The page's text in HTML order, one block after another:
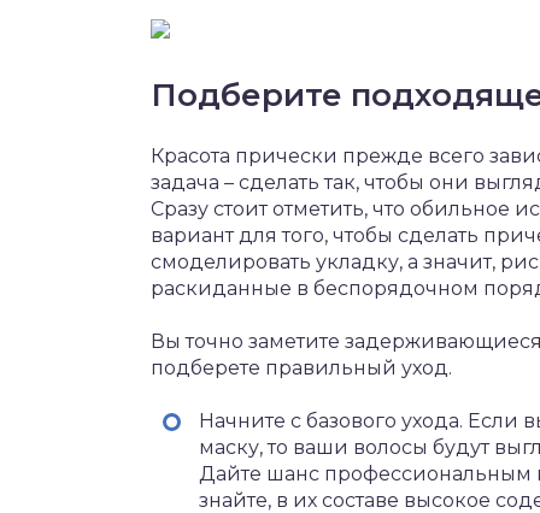
Подберите
Красота прически прежде всего
задача – сделать так, чтобы они
Сразу стоит отметить, что обильное
вариант для того, чтобы сделать
смоделировать укладку, а значит,
раскиданные в беспорядочном
Вы точно заметите
подберете правильный уход.
Начните с базового ухода.
маску, то ваши волосы будут
Дайте шанс профессиональным
знайте, в их составе высокое